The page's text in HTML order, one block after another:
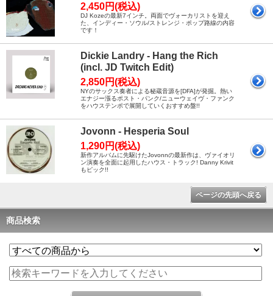
2,450円(税込)
DJ Kozeの最新7インチ。両面でヴォーカリストを迎え
た、インディー・ソウル/ストレンジ・ポップ路線の内容
です！
Dickie Landry - Hang the Rich
(incl. JD Twitch Edit)
2,850円(税込)
NYのサックス奏者による秘蔵音源を[DFA]が発掘。熱い
エナジー漲るポスト・パンク/ニューウェイヴ・ファンク
をハウステンポで展開していくおすすめ盤!!
Jovonn - Hesperia Soul
1,290円(税込)
新作アルバムに先駆けたJovonnの最新作は、ヴァイオリ
ン演奏を全面に起用したハウス・トラック! Danny Krivit
もピック!!
ページの先頭へ戻る
商品検索